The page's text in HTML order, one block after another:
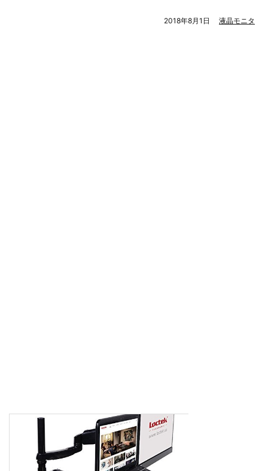
2018年8月1日 液晶モニタ